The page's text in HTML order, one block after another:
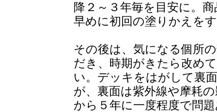
降２～３年毎を目安に。
早めに初回の塗りかえを
その後は、気になる個所
だき、時期がきたら改め
い。デッキをはがして裏
が、裏面は紫外線や摩耗
から５年に一度程度で問